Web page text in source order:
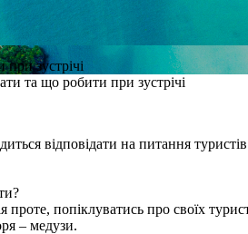
зустрічі
та що робити при зустрічі
відповідати на питання
проте, попіклуватись про своїх
– медузи.